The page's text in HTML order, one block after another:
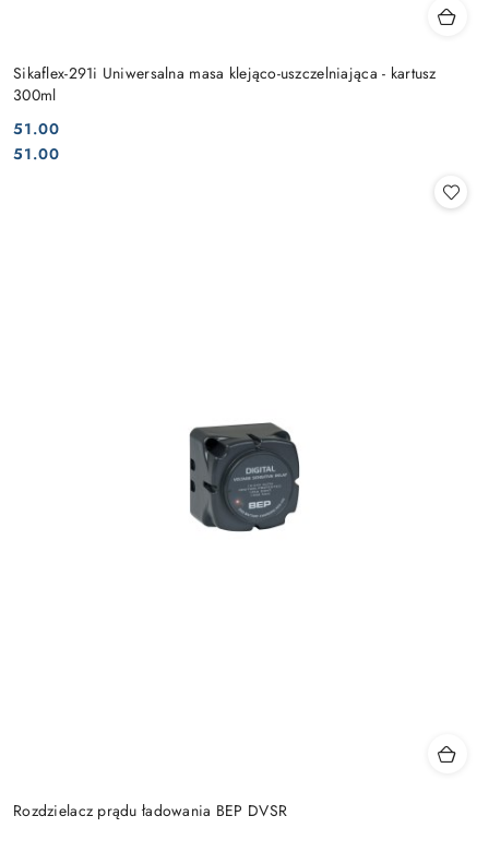
Sikaflex-291i Uniwersalna masa klejąco-uszczelniająca - kartusz
300ml
Cena:
51.00
Cena:
51.00
Rozdzielacz prądu ładowania BEP DVSR